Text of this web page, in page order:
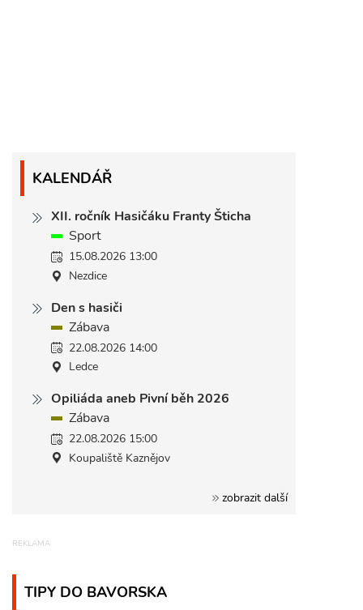
KALENDÁŘ
XII. ročník Hasičáku Franty Šticha
Sport
15.08.2026 13:00
Nezdice
Den s hasiči
Zábava
22.08.2026 14:00
Ledce
Opiliáda aneb Pivní běh 2026
Zábava
22.08.2026 15:00
Koupaliště Kaznějov
zobrazit další
TIPY DO BAVORSKA